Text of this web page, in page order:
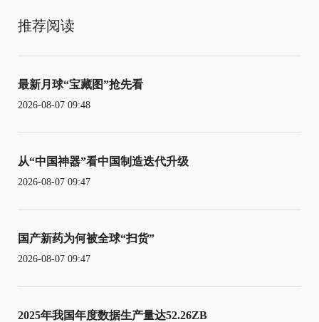
推荐阅读
最新月球“宝藏图”抢先看
2026-08-07 09:48
从“中国神器”看中国制造迭代升级
2026-08-07 09:47
国产新药为何被全球“扫货”
2026-08-07 09:47
2025年我国年度数据生产量达52.26ZB